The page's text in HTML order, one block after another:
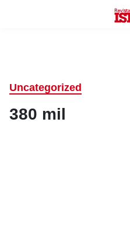
Uncategorized
380 mil